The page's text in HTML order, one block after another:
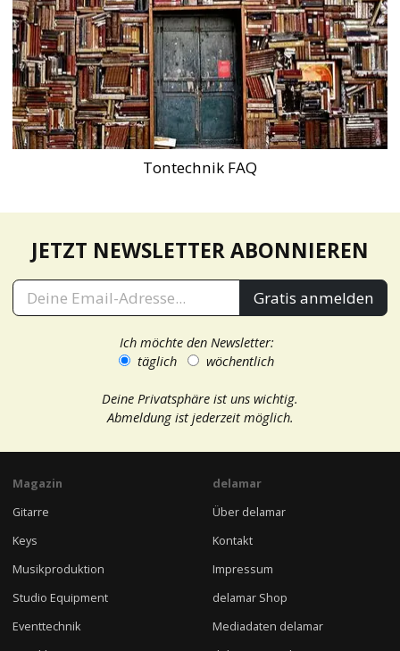
Tontechnik FAQ
JETZT NEWSLETTER ABONNIEREN
Gratis anmelden
Ich möchte den Newsletter:
täglich
wöchentlich
Deine Privatsphäre ist uns wichtig.
Abmeldung ist jederzeit möglich.
Magazin
Gitarre
Keys
Musikproduktion
Studio Equipment
Eventtechnik
delamar
Über delamar
Kontakt
Impressum
delamar Shop
Mediadaten delamar